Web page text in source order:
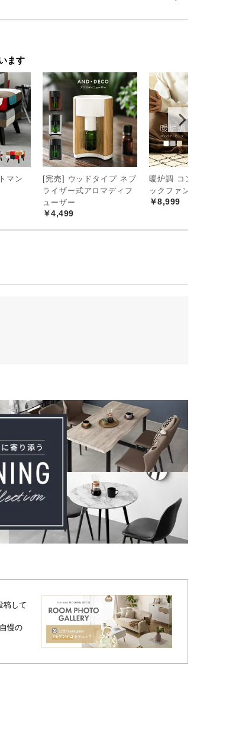
ます
マン
[完売] ウッドタイプ ネブ
ライザー式アロマディフ
ューザー
￥4,499
暖炉調 コンパクトセラミ
ックファンヒーター
￥8,999
稿して
慢の